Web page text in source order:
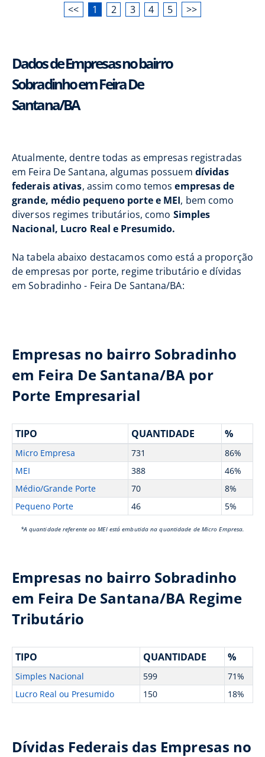
<< 1 2 3 4 5 >>
Dados de Empresas no bairro
Sobradinho em Feira De
Santana/BA
Atualmente, dentre todas as empresas registradas
em Feira De Santana, algumas possuem dívidas
federais ativas, assim como temosempresas de
grande, médio pequeno porte e MEI, bem como
diversos regimes tributários, como Simples
Nacional, Lucro Real e Presumido.
Na tabela abaixo destacamos como está a proporção
de empresas por porte, regime tributário e dívidas
em Sobradinho - Feira De Santana/BA:
Empresas no bairro Sobradinho
em Feira De Santana/BA por
Porte Empresarial
TIPO QUANTIDADE %
Micro Empresa 731
86%
MEI
388
46%
Médio/Grande Porte
70
8%
Pequeno Porte
46 5%
*A quantidade referente ao MEI está embutida na quantidade de Micro Empresa.
Empresas no bairro Sobradinho
em Feira De Santana/BA Regime
Tributário
TIPO QUANTIDADE %
Simples Nacional 599
71%
Lucro Real ou Presumido
150 18%
Dívidas Federais das Empresas no